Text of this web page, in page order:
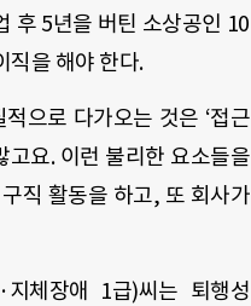
후 5년을 버틴 소상공인 10
직을 해야 한다.
으로 다가오는 것은 ‘접근
고요. 이런 불리한 요소들을
직 활동을 하고, 또 회사가
지체장애 1급)씨는 퇴행성